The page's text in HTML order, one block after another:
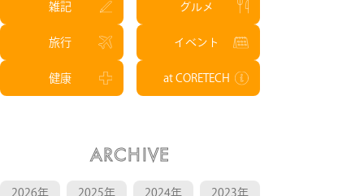
雑記 グルメ
旅行 イベント
健康 at CORETECH
ARCHIVE
2026年 2025年 2024年 2023年